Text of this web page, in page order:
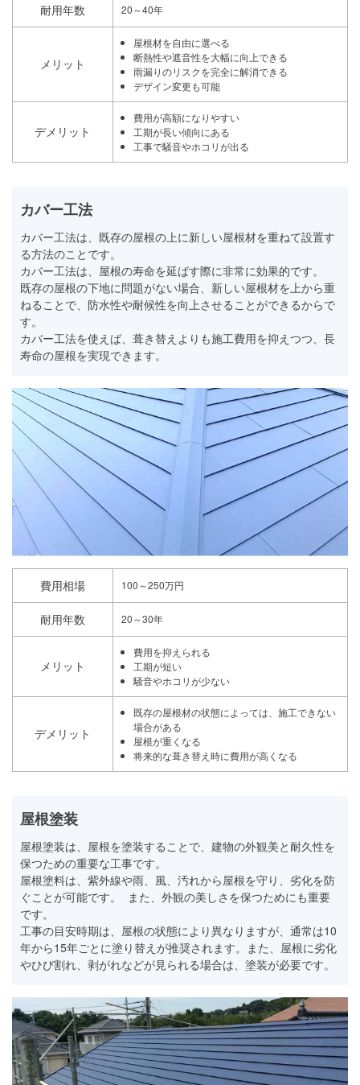
耐用年数 20～40年
メリット
屋根材を自由に選べる
断熱性や遮音性を大幅に向上できる
雨漏りのリスクを完全に解消できる
デザイン変更も可能
デメリット
費用が高額になりやすい
工期が長い傾向にある
工事で騒音やホコリが出る
カバー工法
カバー工法は、既存の屋根の上に新しい屋根材を重ねて設置す
る方法のことです。
カバー工法は、屋根の寿命を延ばす際に非常に効果的です。
既存の屋根の下地に問題がない場合、新しい屋根材を上から重
ねることで、防水性や耐候性を向上させることができるからで
す。
カバー工法を使えば、葺き替えよりも施工費用を抑えつつ、長
寿命の屋根を実現できます。
費用相場 100～250万円
耐用年数 20～30年
メリット
費用を抑えられる
工期が短い
騒音やホコリが少ない
デメリット
既存の屋根材の状態によっては、施工できない
場合がある
屋根が重くなる
将来的な葺き替え時に費用が高くなる
屋根塗装
屋根塗装は、屋根を塗装することで、建物の外観美と耐久性を
保つための重要な工事です。
屋根塗料は、紫外線や雨、風、汚れから屋根を守り、劣化を防
ぐことが可能です。 また、外観の美しさを保つためにも重要
です。
工事の目安時期は、屋根の状態により異なりますが、通常は10
年から15年ごとに塗り替えが推奨されます。また、屋根に劣化
やひび割れ、剥がれなどが見られる場合は、塗装が必要です。